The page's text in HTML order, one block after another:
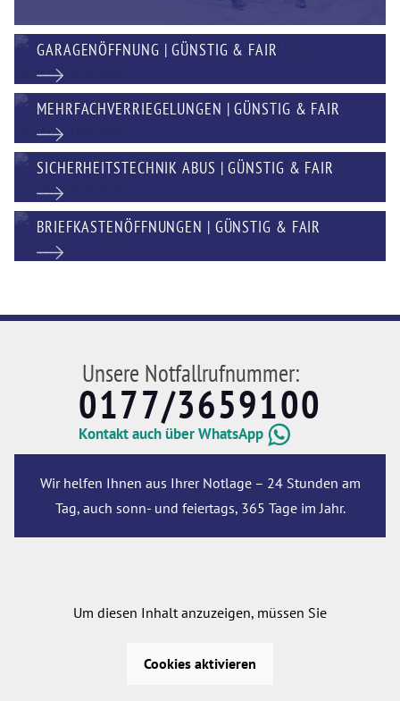
GARAGENÖFFNUNG | GÜNSTIG & FAIR
MEHRFACHVERRIEGELUNGEN | GÜNSTIG & FAIR
SICHERHEITSTECHNIK ABUS | GÜNSTIG & FAIR
BRIEFKASTENÖFFNUNGEN | GÜNSTIG & FAIR
Unsere Notfallrufnummer:
0177/3659100
Kontakt auch über WhatsApp
Wir helfen Ihnen aus Ihrer Notlage – 24 Stunden am
Tag, auch sonn- und feiertags, 365 Tage im Jahr.
Um diesen Inhalt anzuzeigen, müssen Sie
Cookies aktivieren